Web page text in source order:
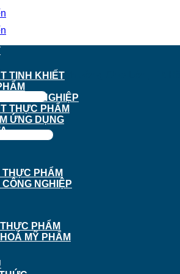
Nguyễn Trãi, Phường Chợ Lớn, TP.
TINH KHIẾT
CÔNG NGHIỆP
THỰC PHẨM
ỨNG DỤNG
THỰC PHẨM
CÔNG NGHIỆP
PHẨM
MỸ PHẨM